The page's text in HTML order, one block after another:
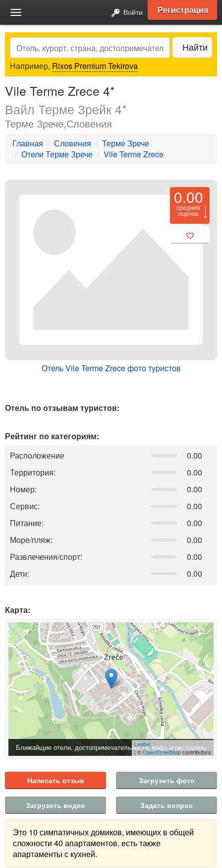
Toggle
navigation
Войти Регистрация
Search Найти
Например, Rixos Premium Tekirova
Vile Terme Zrece 4*
Вайл Терме Зрейк 4*
Терме Зрече,Словения
Главная Словения
Терме Зрече
Отели Терме Зрече
Vile Terme Zrece
0.00
средняя
оценка
Отель Vile Terme Zrece фото туристов
Отель по отзывам туристов:
Рейтинг по категориям:
Расположение
0.00
Территория:
0.00
Номер:
0.00
Сервис:
0.00
Питание:
0.00
Море/пляж:
0.00
Развлечения/спорт:
0.00
Дети:
0.00
Карта:
Leaflet
| ©OpenStreetMapcontributors
Ближайщие отели, достопримечательности, кафе и рестораны
Написать отзыв Загрузить фото
Загрузить видео Задать вопрос
Это 10 симпатичных домиков, имеющих в общей
сложности 40 апартаментов, есть также
апартаменты с кухней.